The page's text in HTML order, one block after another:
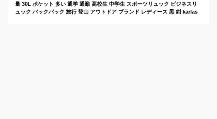
量 30L ポケット 多い 通学 通勤 高校生 中学生 スポーツリュック ビジネスリ
ュック バックパック 旅行 登山 アウトドア ブランド レディース 黒 紺 karlas